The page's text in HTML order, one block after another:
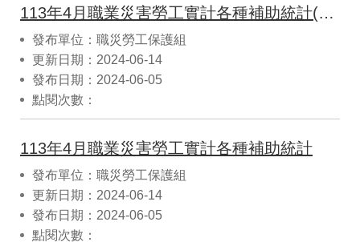
113年4月職業災害勞工實計各種補助統計(CSV)
發布單位：職災勞工保護組
更新日期：2024-06-14
發布日期：2024-06-05
點閱次數：
113年4月職業災害勞工實計各種補助統計
發布單位：職災勞工保護組
更新日期：2024-06-14
發布日期：2024-06-05
點閱次數：